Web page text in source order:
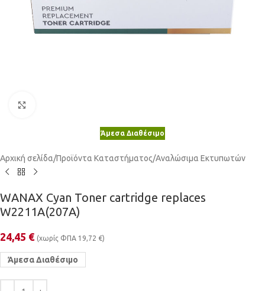
Άμεσα Διαθέσιμο
Αρχική σελίδα/Προϊόντα Καταστήματος/Αναλώσιμα Εκτυπωτών
WANAX Cyan Toner cartridge replaces
W2211A(207A)
24,45 € (χωρίς ΦΠΑ 19,72 €)
Άμεσα Διαθέσιμο